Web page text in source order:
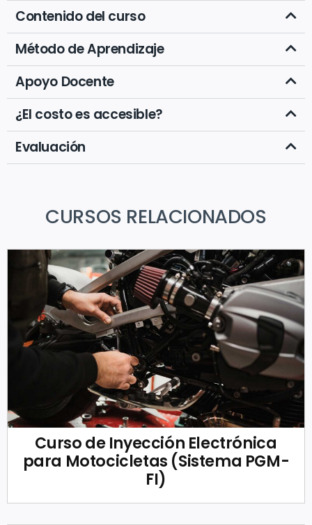
Contenido del curso
Método de Aprendizaje
Apoyo Docente
¿El costo es accesible?
Evaluación
CURSOS RELACIONADOS
Curso de Inyección Electrónica
para Motocicletas (Sistema PGM-
FI)